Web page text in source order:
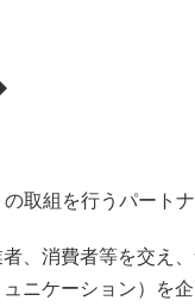
取組を行うパート
、消費者等を交え
ニケーション）を